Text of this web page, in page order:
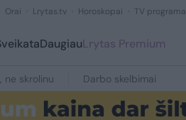
Orai Lrytas.tv Horoskopai TV programa
DaugiauLrytas Premium
ne skrolinu Darbo skelbimai